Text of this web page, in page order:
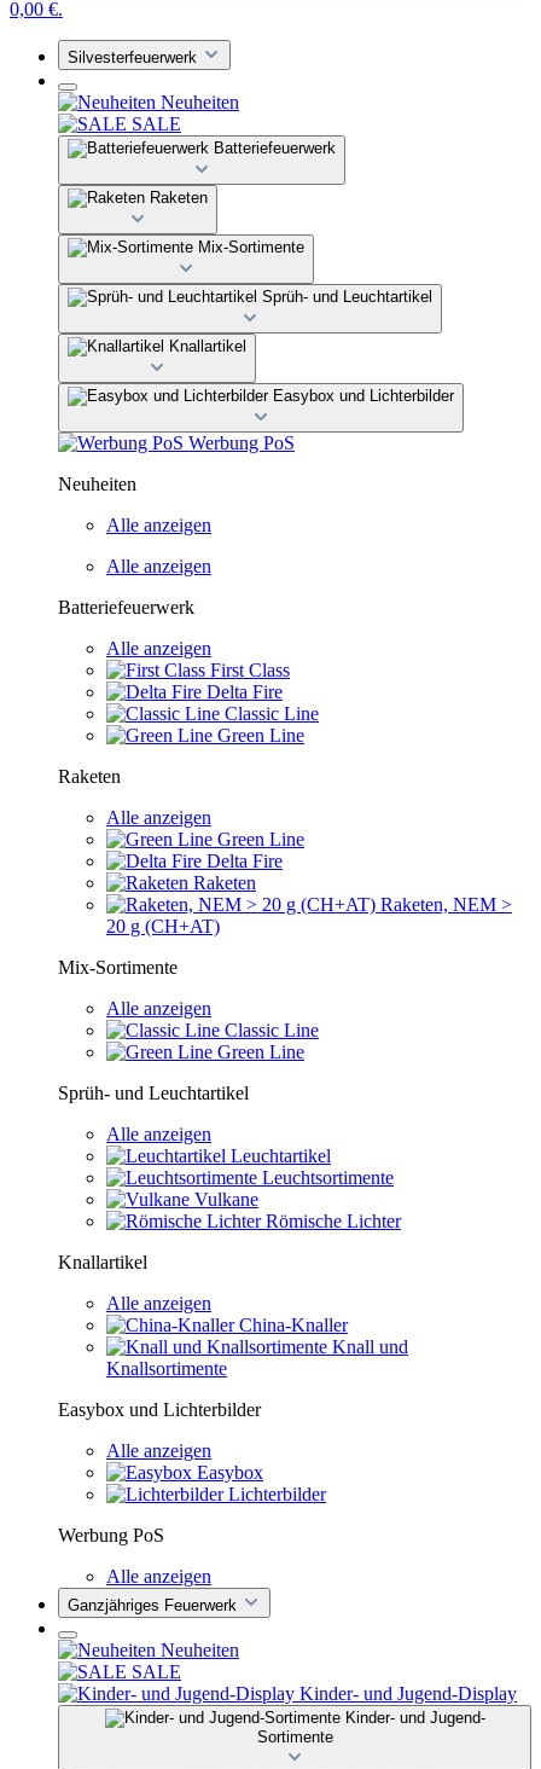
0,00 €.
Silvesterfeuerwerk
Neuheiten
SALE
Batteriefeuerwerk
Raketen
Mix-Sortimente
Sprüh- und Leuchtartikel
Knallartikel
Easybox und Lichterbilder
Werbung PoS
Neuheiten
Alle anzeigen
Alle anzeigen
Batteriefeuerwerk
Alle anzeigen
First Class
Delta Fire
Classic Line
Green Line
Raketen
Alle anzeigen
Green Line
Delta Fire
Raketen
Raketen, NEM >
20 g (CH+AT)
Mix-Sortimente
Alle anzeigen
Classic Line
Green Line
Sprüh- und Leuchtartikel
Alle anzeigen
Leuchtartikel
Leuchtsortimente
Vulkane
Römische Lichter
Knallartikel
Alle anzeigen
China-Knaller
Knall und
Knallsortimente
Easybox und Lichterbilder
Alle anzeigen
Easybox
Lichterbilder
Werbung PoS
Alle anzeigen
Ganzjähriges Feuerwerk
Neuheiten
SALE
Kinder- und Jugend-Display
Kinder- und Jugend-
Sortimente